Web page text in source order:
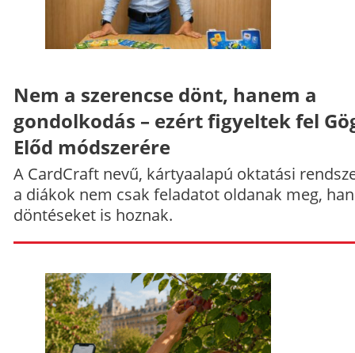
Nem a szerencse dönt, hanem a
gondolkodás – ezért figyeltek fel
Előd módszerére
A CardCraft nevű, kártyaalapú oktatási
a diákok nem csak feladatot oldanak meg,
döntéseket is hoznak.